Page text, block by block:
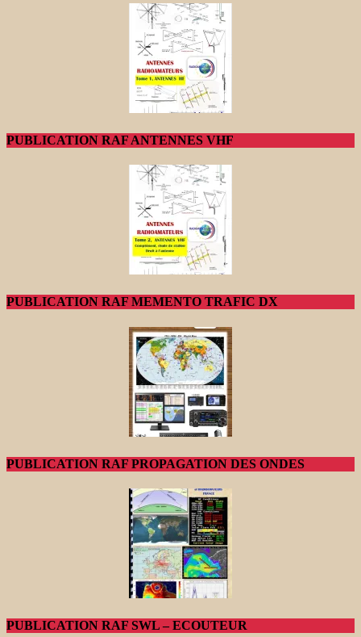
PUBLICATION RAF ANTENNES VHF
PUBLICATION RAF MEMENTO TRAFIC DX
PUBLICATION RAF PROPAGATION DES ONDES
PUBLICATION RAF SWL – ECOUTEUR